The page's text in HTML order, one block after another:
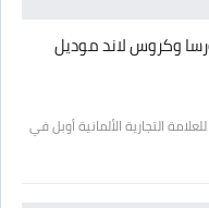
وكروس لاند موديل
التجارية الألمانية أوبل في